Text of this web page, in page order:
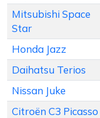
Mitsubishi Space
Star
Honda Jazz
Daihatsu Terios
Nissan Juke
Citroën C3 Picasso